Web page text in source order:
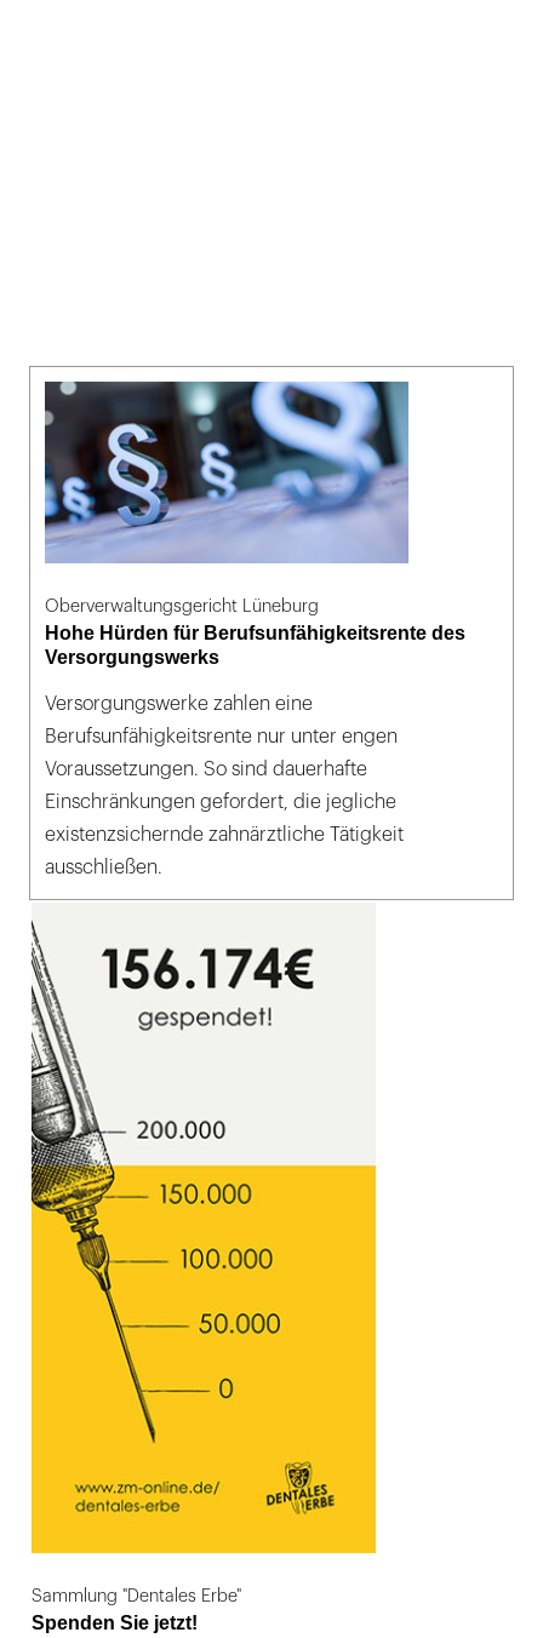
Oberverwaltungsgericht Lüneburg
Hohe Hürden für Berufsunfähigkeitsrente des
Versorgungswerks
Versorgungswerke zahlen eine
Berufsunfähigkeitsrente nur unter engen
Voraussetzungen. So sind dauerhafte
Einschränkungen gefordert, die jegliche
existenzsichernde zahnärztliche Tätigkeit
ausschließen.
Sammlung "Dentales Erbe"
Spenden Sie jetzt!